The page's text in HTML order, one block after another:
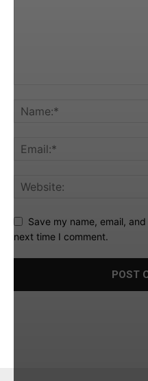
Save my name, email,
next time I comment.